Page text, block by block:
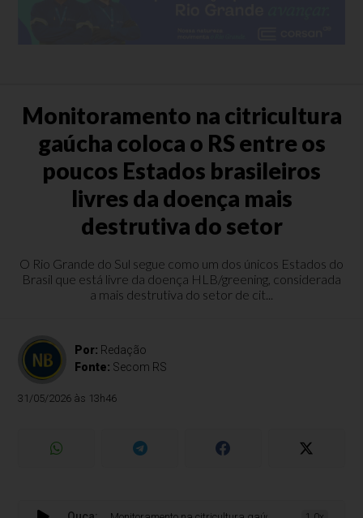
Monitoramento na citricultura
gaúcha coloca o RS entre os
poucos Estados brasileiros
livres da doença mais
destrutiva do setor
O Rio Grande do Sul segue como um dos únicos Estados do
Brasil que está livre da doença HLB/greening, considerada
a mais destrutiva do setor de cit...
Por: Redação
Fonte: Secom RS
31/05/2026 às 13h46